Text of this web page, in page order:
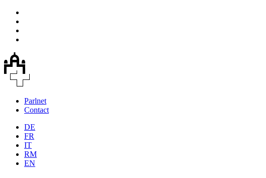
Parlnet
Contact
DE
FR
IT
RM
EN